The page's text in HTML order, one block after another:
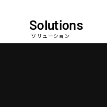
Solutions
ソリューション